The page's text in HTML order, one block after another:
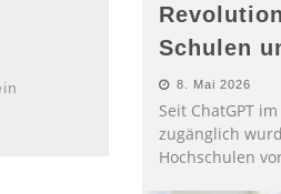
Schulen
8. Mai 2026
Seit ChatGPT
zugänglich
Hochschulen